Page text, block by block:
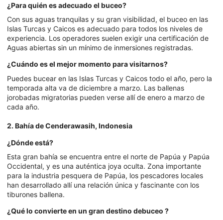
¿Para quién es adecuado el buceo?
Con sus aguas tranquilas y su gran visibilidad, el buceo en las
Islas Turcas y Caicos es adecuado para todos los niveles de
experiencia. Los operadores suelen exigir una certificación de
Aguas abiertas sin un mínimo de inmersiones registradas.
¿Cuándo es el mejor momento para visitarnos?
Puedes bucear en las Islas Turcas y Caicos todo el año, pero la
temporada alta va de diciembre a marzo. Las ballenas
jorobadas migratorias pueden verse allí de enero a marzo de
cada año.
2. Bahía de Cenderawasih, Indonesia
¿Dónde está?
Esta gran bahía se encuentra entre el norte de Papúa y Papúa
Occidental, y es una auténtica joya oculta. Zona importante
para la industria pesquera de Papúa, los pescadores locales
han desarrollado allí una relación única y fascinante con los
tiburones ballena.
¿Qué lo convierte en un gran destino debuceo ?